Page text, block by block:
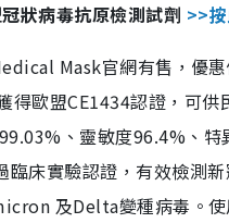
狀病毒抗原檢測試劑 >>
Mask官網有售，優
得歐盟CE1434認證，可供
、靈敏度96.4%、特
臨床實驗認證，有效檢測
及Delta變種病毒。